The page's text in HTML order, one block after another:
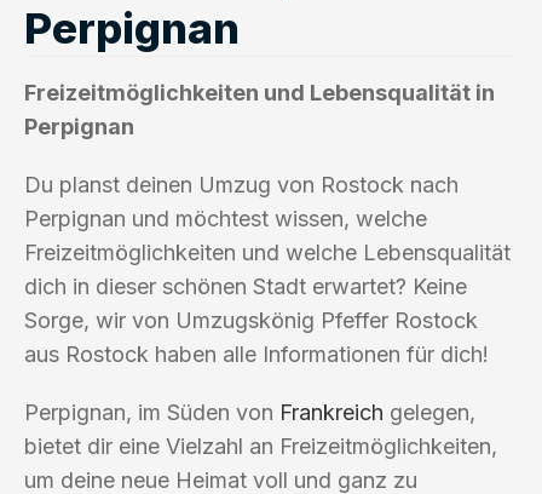
Perpignan
Freizeitmöglichkeiten und Lebensqualität in
Perpignan
Du planst deinen Umzug von Rostock nach
Perpignan und möchtest wissen, welche
Freizeitmöglichkeiten und welche Lebensqualität
dich in dieser schönen Stadt erwartet? Keine
Sorge, wir von Umzugskönig Pfeffer Rostock
aus Rostock haben alle Informationen für dich!
Perpignan, im Süden von Frankreich gelegen,
bietet dir eine Vielzahl an Freizeitmöglichkeiten,
um deine neue Heimat voll und ganz zu